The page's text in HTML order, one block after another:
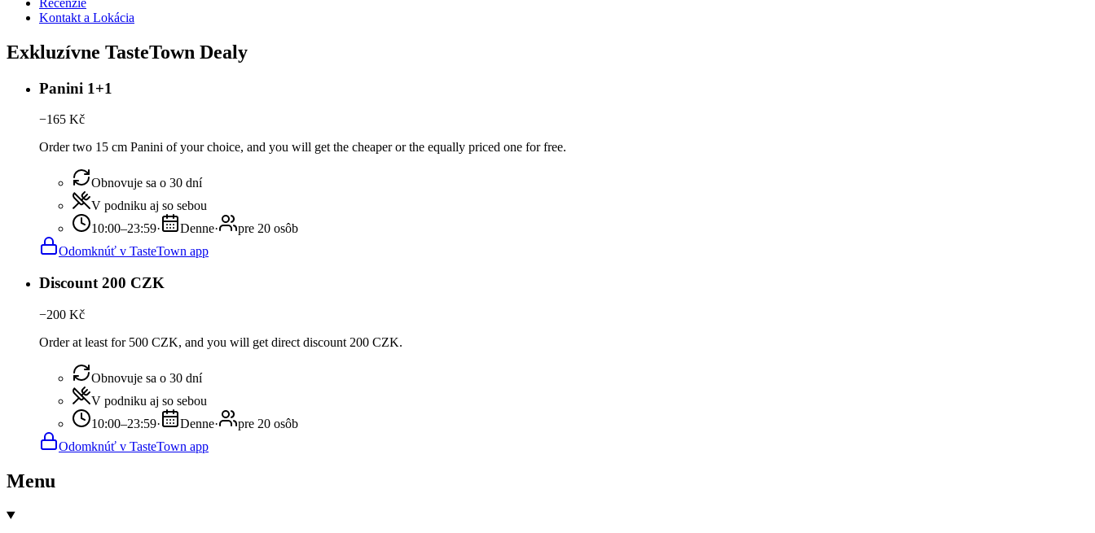
Kontakt a Lokácia
Exkluzívne TasteTown Dealy
Panini 1+1
−165 Kč
Order two 15 cm Panini of your choice, and you will get the cheaper or the equally priced one for free.
Obnovuje sa o 30 dní
V podniku aj so sebou
10:00–23:59· Denne·
pre 20 osôb
Odomknúť v TasteTown app
Discount 200 CZK
−200 Kč
Order at least for 500 CZK, and you will get direct discount 200 CZK.
Obnovuje sa o 30 dní
V podniku aj so sebou
10:00–23:59· Denne·
pre 20 osôb
Odomknúť v TasteTown app
Menu